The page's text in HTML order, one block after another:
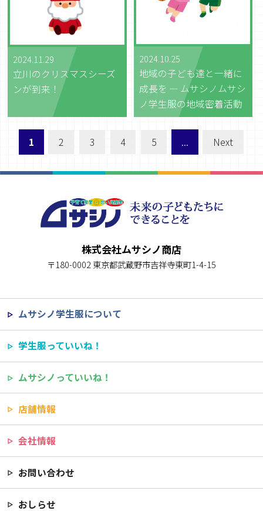
2024.11.29
立川のクリスマスシーズ
ンが到来！
2024.10.25
地域の子ども達と一緒に
成長を ― ムサシノムサシ
ノ学生服の地域密着活動
1 2 3 4 5 ... Next
株式会社ムサシノ商店
〒180-0002 東京都武蔵野市吉祥寺東町1-4-15
ムサシノ学生服について
学生服っていいね！
ムサシノっていいね！
店舗情報
会社情報
お問い合わせ
おしらせ